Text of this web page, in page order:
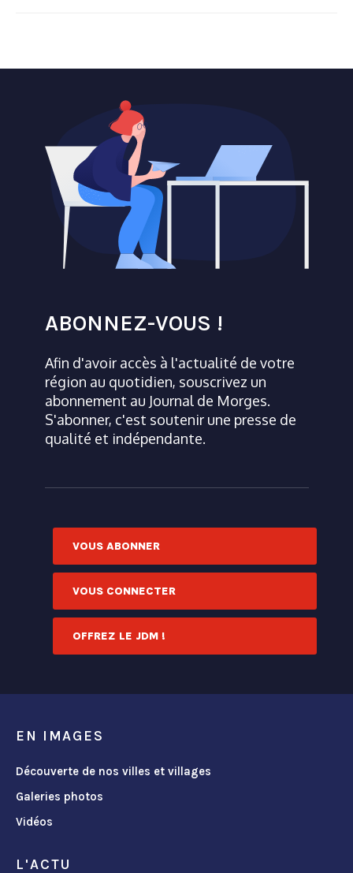
ABONNEZ-VOUS !
Afin d'avoir accès à l'actualité de votre
région au quotidien, souscrivez un
abonnement au Journal de Morges.
S'abonner, c'est soutenir une presse de
qualité et indépendante.
VOUS ABONNER
VOUS CONNECTER
OFFREZ LE JDM !
EN IMAGES
Découverte de nos villes et villages
Galeries photos
Vidéos
L'ACTU